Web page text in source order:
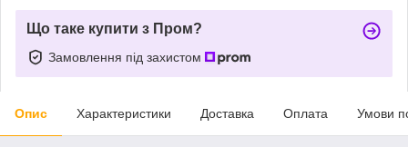
Що таке купити з Пром?
Замовлення під захистом
Опис Характеристики Доставка Оплата Умови